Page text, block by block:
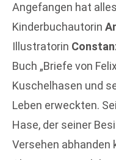
Angefangen hat
Kinderbuchautorin
Illustratorin
Buch „Briefe von
Kuschelhasen und
Leben erweckten.
Hase, der seiner
Versehen abhanden